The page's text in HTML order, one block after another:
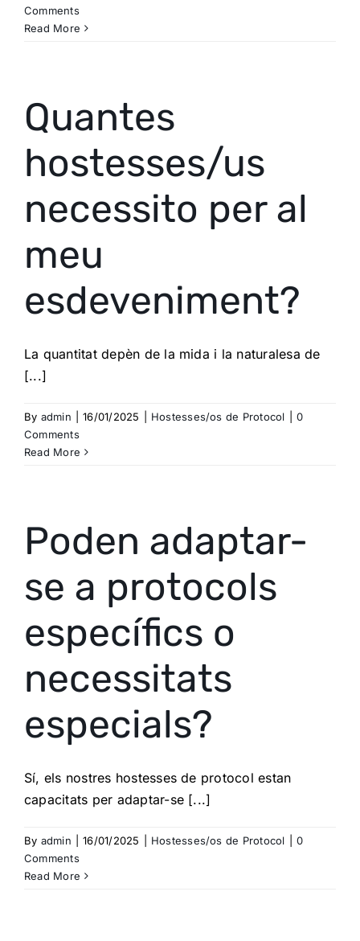
Comments
Read More
Quantes
hostesses/us
necessito per al
meu
esdeveniment?
La quantitat depèn de la mida i la naturalesa de
[...]
By admin 16/01/2025 Hostesses/os de Protocol
0
Comments
Read More
Poden adaptar-
se a protocols
específics o
necessitats
especials?
Sí, els nostres hostesses de protocol estan
capacitats per adaptar-se [...]
By admin 16/01/2025 Hostesses/os de Protocol
0
Comments
Read More